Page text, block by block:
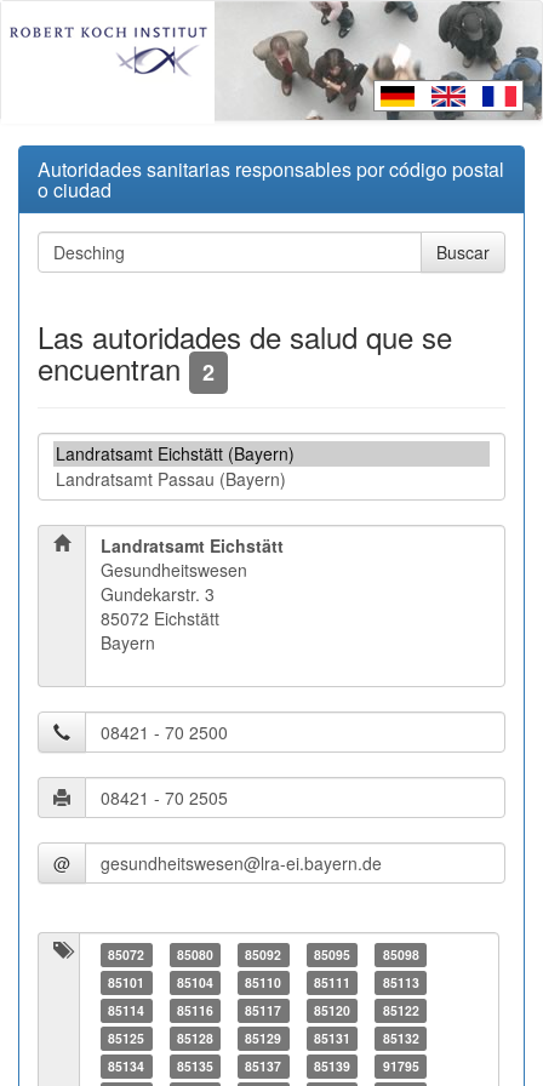
Autoridades sanitarias responsables por código postal
o ciudad
Las autoridades de salud que se
encuentran 2
Landratsamt Eichstätt
Gesundheitswesen
Gundekarstr. 3
85072 Eichstätt
Bayern
@
85072 85080 85092 85095
85098
85101
85104 85110 85111
85113
85114
85116 85117 85120
85122
85125
85128 85129 85131
85132
85134
85135 85137 85139
91795